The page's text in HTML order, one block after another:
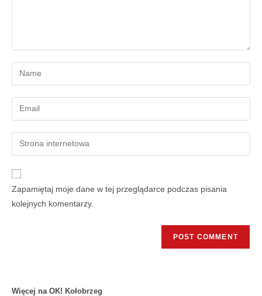
Zapamiętaj moje dane w tej przeglądarce podczas pisania
kolejnych komentarzy.
Więcej na OK! Kołobrzeg